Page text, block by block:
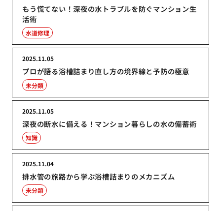
もう慌てない！深夜の水トラブルを防ぐマンション生
活術
水道修理
プロが語る浴槽詰まり直し方の境界線と予防の極意
2025.11.05
未分類
深夜の断水に備える！マンション暮らしの水の備蓄術
2025.11.05
知識
排水管の旅路から学ぶ浴槽詰まりのメカニズム
2025.11.04
未分類